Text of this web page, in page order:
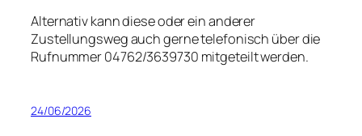
Alternativ kann diese oder ein anderer
Zustellungsweg auch gerne telefonisch über die
Rufnummer 04762/3639730 mitgeteilt werden.
24/06/2026